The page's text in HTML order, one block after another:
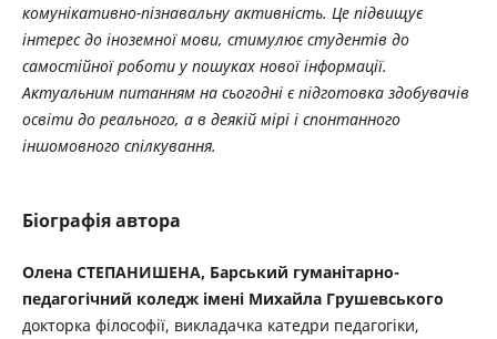
комунікативно-пізнавальну активність. Це підвищує
інтерес до іноземної мови, стимулює студентів до
самостійної роботи у пошуках нової інформації.
Актуальним питанням на сьогодні є підготовка здобувачів
освіти до реального, а в деякій мірі і спонтанного
іншомовного спілкування.
Біографія автора
Олена СТЕПАНИШЕНА, Барський гуманітарно-
педагогічний коледж імені Михайла Грушевського
докторка філософії, викладачка катедри педагогіки,